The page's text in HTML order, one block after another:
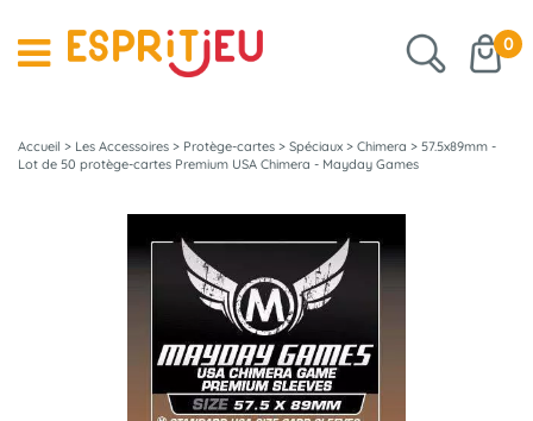
0
Accueil > Les Accessoires > Protège-cartes > Spéciaux > Chimera > 57.5x89mm -
Lot de 50 protège-cartes Premium USA Chimera - Mayday Games